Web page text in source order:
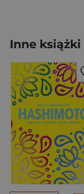
Inne książki